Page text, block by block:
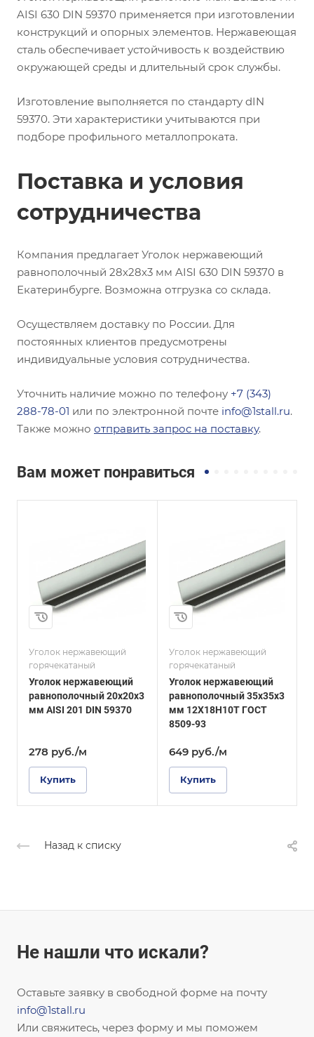
AISI 630 DIN 59370 применяется при изготовлении
конструкций и опорных элементов. Нержавеющая
сталь обеспечивает устойчивость к воздействию
окружающей среды и длительный срок службы.
Изготовление выполняется по стандарту dIN
59370. Эти характеристики учитываются при
подборе профильного металлопроката.
Поставка и условия
сотрудничества
Компания предлагает Уголок нержавеющий
равнополочный 28х28х3 мм AISI 630 DIN 59370 в
Екатеринбурге. Возможна отгрузка со склада.
Осуществляем доставку по России. Для
постоянных клиентов предусмотрены
индивидуальные условия сотрудничества.
Уточнить наличие можно по телефону +7 (343)
288-78-01 или по электронной почте info@1stall.ru.
Также можно отправить запрос на поставку.
Вам может понравиться
Уголок нержавеющий
горячекатаный
Уголок нержавеющий
равнополочный 20х20х3
мм AISI 201 DIN 59370
278 руб./м
Купить
Равнополочный
Высота, мм
35
Толщина, мм
3
ГОСТ, ТУ
ГОСТ 8509-93
Поверхность
Зеркальная
Уголок нержавеющий
горячекатаный
Уголок нержавеющий
равнополочный 35х35х3
мм 12Х18Н10Т ГОСТ
8509-93
649 руб./м
Купить
Неравнополочны
Высота, мм
125
Толщина, мм
08ХГСДП
ГОСТ, ТУ
ГОСТ 8510-86
Поверхность
Матовая
Назад к списку
Не нашли что искали?
Оставьте заявку в свободной форме на почту
info@1stall.ru
Или свяжитесь, через форму и мы поможем